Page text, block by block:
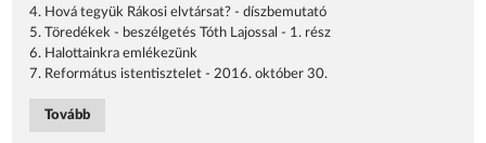
4. Hová tegyük Rákosi elvtársat? - díszbemutató
5. Töredékek - beszélgetés Tóth Lajossal - 1. rész
6. Halottainkra emlékezünk
7. Református istentisztelet - 2016. október 30.
Tovább